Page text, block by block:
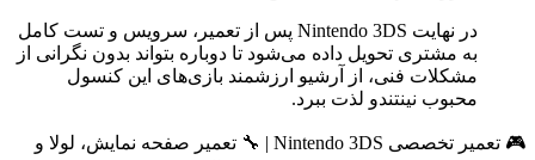
در نهایت Nintendo 3DS پس از تعمیر، سرویس و تست کامل
به مشتری تحویل داده می‌شود تا دوباره بتواند بدون نگرانی از
مشکلات فنی، از آرشیو ارزشمند بازی‌های این کنسول
محبوب نینتندو لذت ببرد.
🎮 تعمیر تخصصی Nintendo 3DS | 🔧 تعمیر صفحه نمایش، لولا و